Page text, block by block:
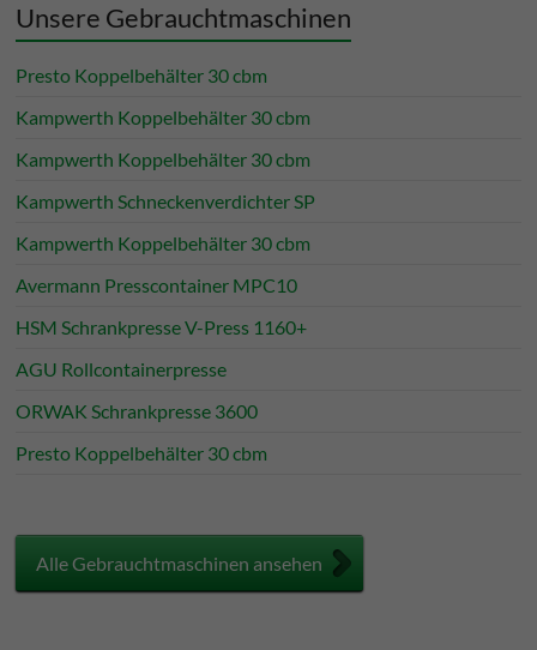
Unsere Gebrauchtmaschinen
Presto Koppelbehälter 30 cbm
Kampwerth Koppelbehälter 30 cbm
Kampwerth Koppelbehälter 30 cbm
Kampwerth Schneckenverdichter SP
Kampwerth Koppelbehälter 30 cbm
Avermann Presscontainer MPC10
HSM Schrankpresse V-Press 1160+
AGU Rollcontainerpresse
ORWAK Schrankpresse 3600
Presto Koppelbehälter 30 cbm
Alle Gebrauchtmaschinen ansehen